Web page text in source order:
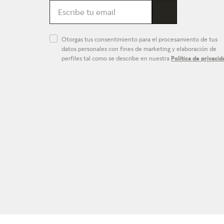
Otorgas tus consentimiento para el procesamiento de tus
datos personales con fines de marketing y elaboración de
perfiles tal como se describe en nuestra Política de